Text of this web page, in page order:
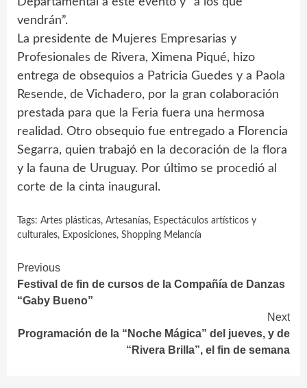
vendrán”.
La presidente de Mujeres Empresarias y
Profesionales de Rivera, Ximena Piqué, hizo
entrega de obsequios a Patricia Guedes y a Paola
Resende, de Vichadero, por la gran colaboración
prestada para que la Feria fuera una hermosa
realidad. Otro obsequio fue entregado a Florencia
Segarra, quien trabajó en la decoración de la flora
y la fauna de Uruguay. Por último se procedió al
corte de la cinta inaugural.
Tags: Artes plásticas, Artesanías, Espectáculos artísticos y
culturales, Exposiciones, Shopping Melancía
Continue
Reading
Previous
Festival de fin de cursos de la Compañía de Danzas
“Gaby Bueno”
Next
Programación de la “Noche Mágica” del jueves, y de
“Rivera Brilla”, el fin de semana